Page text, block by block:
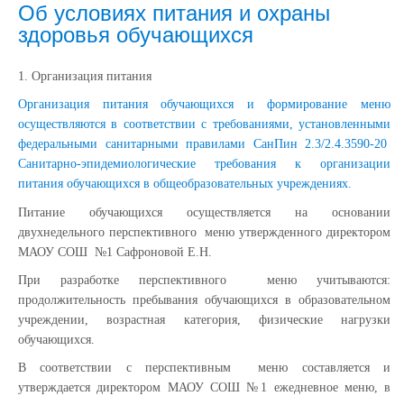
Об условиях питания и охраны
здоровья обучающихся
1. Организация питания
Организация питания обучающихся и формирование меню
осуществляются в соответствии с требованиями, установленными
федеральными санитарными правилами СанПин 2.3/2.4.3590-20
Санитарно-эпидемиологические требования к организации
питания обучающихся в общеобразовательных учреждениях.
Питание обучающихся осуществляется на основании
двухнедельного перспективного меню утвержденного директором
МАОУ СОШ №1 Сафроновой Е.Н.
При разработке перспективного меню учитываются:
продолжительность пребывания обучающихся в образовательном
учреждении, возрастная категория, физические нагрузки
обучающихся.
В соответствии с перспективным меню составляется и
утверждается директором МАОУ СОШ №1 ежедневное меню, в